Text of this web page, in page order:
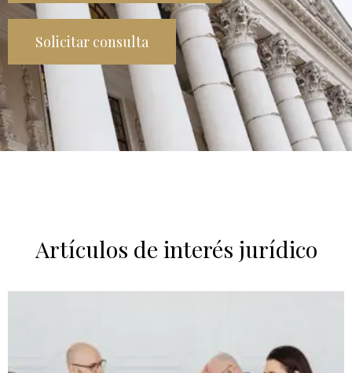
Solicitar consulta
Artículos de interés jurídico